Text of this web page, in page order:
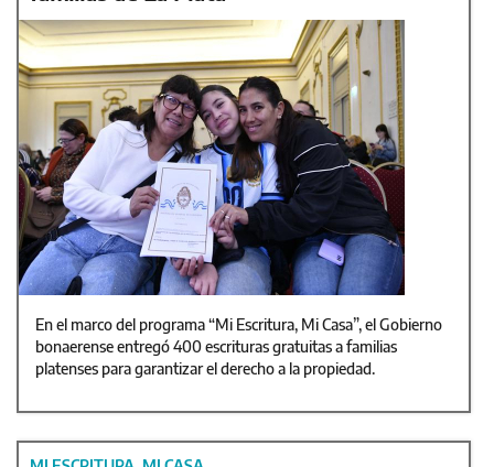
En el marco del programa “Mi Escritura, Mi Casa”, el Gobierno
bonaerense entregó 400 escrituras gratuitas a familias
platenses para garantizar el derecho a la propiedad.